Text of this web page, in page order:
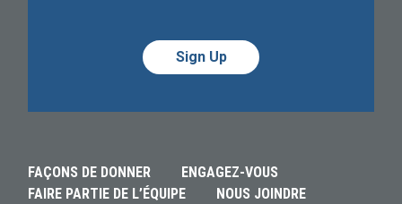
FAÇONS DE DONNER
ENGAGEZ-VOUS
FAIRE PARTIE DE L’ÉQUIPE
NOUS JOINDRE